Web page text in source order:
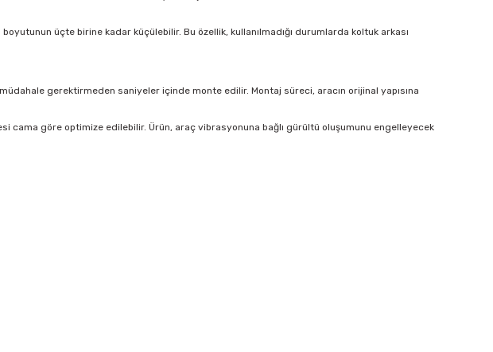
üçte birine kadar küçülebilir. Bu özellik, kullanılmadığı durumlarda koltuk arkası
gerektirmeden saniyeler içinde monte edilir. Montaj süreci, aracın orijinal yapısına
cama göre optimize edilebilir. Ürün, araç vibrasyonuna bağlı gürültü oluşumunu engelleyecek